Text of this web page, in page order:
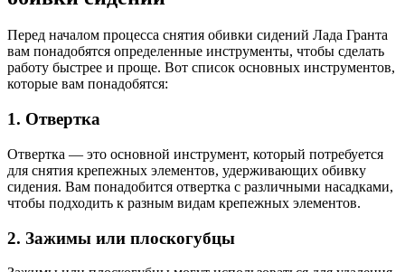
Перед началом процесса снятия обивки сидений Лада Гранта
вам понадобятся определенные инструменты, чтобы сделать
работу быстрее и проще. Вот список основных инструментов,
которые вам понадобятся:
1. Отвертка
Отвертка — это основной инструмент, который потребуется
для снятия крепежных элементов, удерживающих обивку
сидения. Вам понадобится отвертка с различными насадками,
чтобы подходить к разным видам крепежных элементов.
2. Зажимы или плоскогубцы